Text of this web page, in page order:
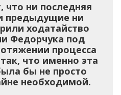
что ни последняя
предыдущие ни
ходатайство
Федорчука под
процесса
что именно эта
бы не просто
необходимой.